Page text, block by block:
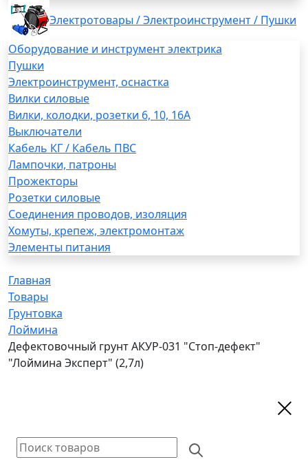
Электротовары / Электроинструмент / Пушки
Оборудование и инструмент электрика
Пушки
Электроинструмент, оснастка
Вилки силовые
Вилки, колодки, розетки 6, 10, 16А
Выключатели
Кабель КГ / Кабель ПВС
Лампочки, патроны
Прожекторы
Розетки силовые
Соединения проводов, изоляция
Хомуты, крепеж, электромонтаж
Элементы питания
Главная
Товары
Грунтовка
Лоймина
Дефектовочный грунт АКУР-031 "Стоп-дефект"
"Лоймина Эксперт" (2,7л)